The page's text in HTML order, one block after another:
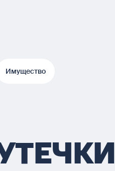
Имущество